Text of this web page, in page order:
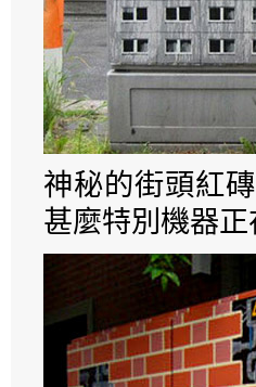
神秘的街頭紅
甚麼特別機器正